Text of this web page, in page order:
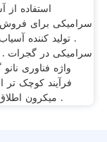
استفاده از
سرامیکی برای
. تولید کننده
سرامیکی در گجرات .
واژه فناوری
فرآیند کوچک تر
میکرون اطلاق میشود که .